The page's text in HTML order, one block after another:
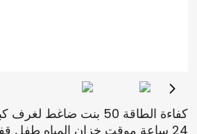
24 ساعة موقت خزان المياه